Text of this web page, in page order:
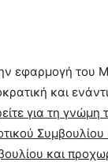
εφαρμογή του
και
για τη γνώμη
Συμβουλίου
και